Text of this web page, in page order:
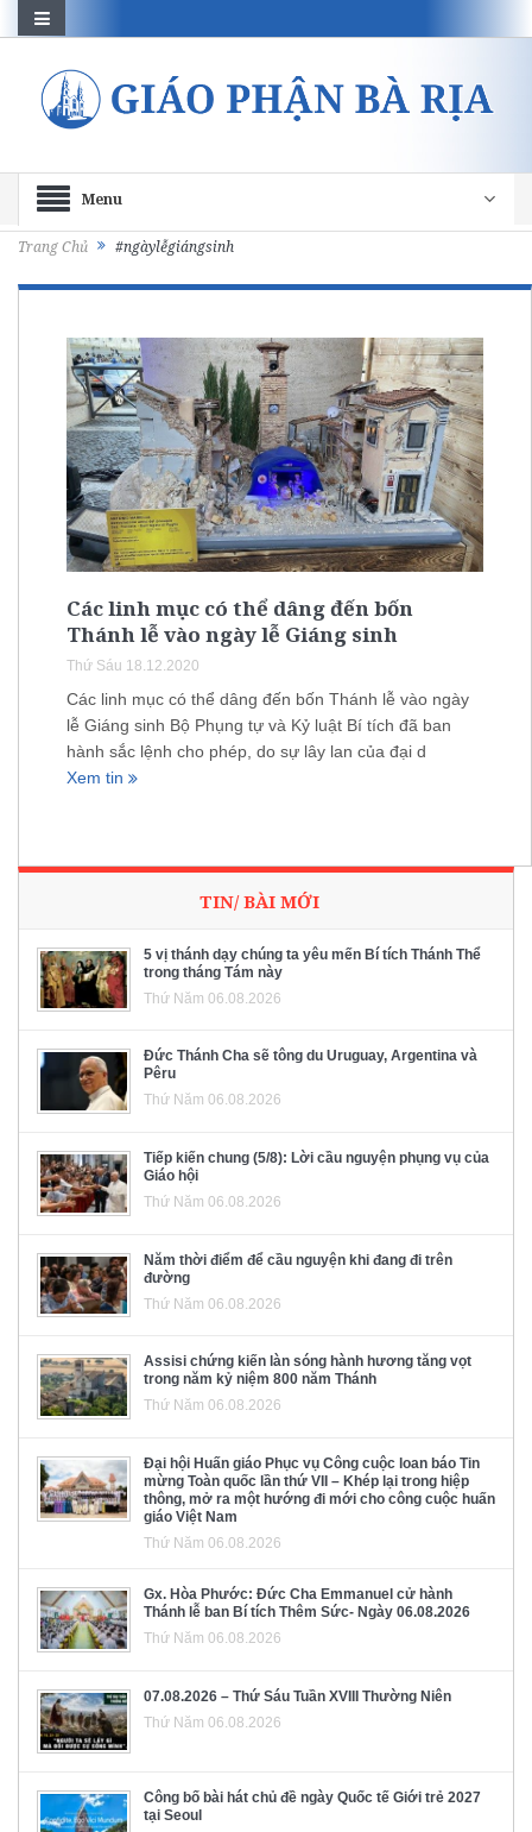
Menu
Trang Chủ #ngàylễgiángsinh
Các linh mục có thể dâng đến bốn
Thánh lễ vào ngày lễ Giáng sinh
Thứ Sáu 18.12.2020
Các linh mục có thể dâng đến bốn Thánh lễ vào ngày
lễ Giáng sinh Bộ Phụng tự và Kỷ luật Bí tích đã ban
hành sắc lệnh cho phép, do sự lây lan của đại d
Xem tin
TIN/ BÀI MỚI
5 vị thánh dạy chúng ta yêu mến Bí tích Thánh Thể
trong tháng Tám này
Thứ Năm 06.08.2026
Đức Thánh Cha sẽ tông du Uruguay, Argentina và
Pêru
Thứ Năm 06.08.2026
Tiếp kiến chung (5/8): Lời cầu nguyện phụng vụ của
Giáo hội
Thứ Năm 06.08.2026
Năm thời điểm để cầu nguyện khi đang đi trên
đường
Thứ Năm 06.08.2026
Assisi chứng kiến làn sóng hành hương tăng vọt
trong năm kỷ niệm 800 năm Thánh
Thứ Năm 06.08.2026
Đại hội Huấn giáo Phục vụ Công cuộc loan báo Tin
mừng Toàn quốc lần thứ VII – Khép lại trong hiệp
thông, mở ra một hướng đi mới cho công cuộc huấn
giáo Việt Nam
Thứ Năm 06.08.2026
Gx. Hòa Phước: Đức Cha Emmanuel cử hành
Thánh lễ ban Bí tích Thêm Sức- Ngày 06.08.2026
Thứ Năm 06.08.2026
07.08.2026 – Thứ Sáu Tuần XVIII Thường Niên
Thứ Năm 06.08.2026
Công bố bài hát chủ đề ngày Quốc tế Giới trẻ 2027
tại Seoul